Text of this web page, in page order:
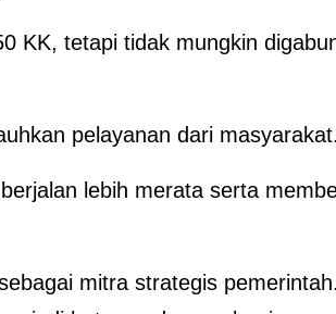
KK, tetapi tidak mungkin
pelayanan dari masyarakat.
lebih merata serta
mitra strategis pemerintah.